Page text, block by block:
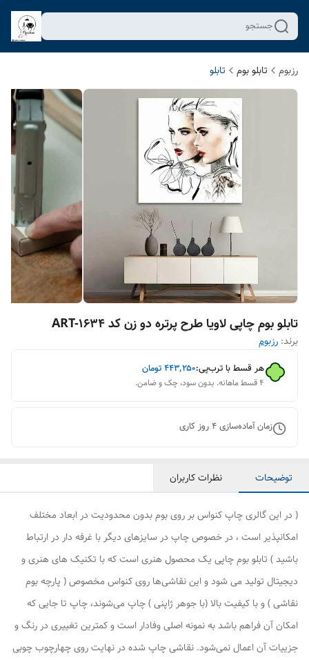
جستجو
رزبوم تابلو بوم تابلو
تابلو بوم چاپی لاویا طرح پرتره دو زن کد ART-1634
برند: رزبوم
هر قسط با ترب‌پی:۴۴۳٬۲۵۰تومان
۴ قسط ماهانه. بدون سود، چک و ضامن.
زمان آماده‌سازی4روز کاری
توضیحات نظرات کاربران
( در این گالری چاپ کنواس بر روی بوم بدون محدودیت در ابعاد مختلف
امکانپذیر است ، در خصوص چاپ در سایزهای دیگر با غرفه دار در ارتباط
باشید ) تابلو بوم چاپی یک محصول هنری است که با تکنیک های هنری و
دیجیتال تولید می شود و این نقاشی‌ها روی کنواس مخصوص ( پارچه بوم
نقاشی ) و با کیفیت بالا (با جوهر ژاپنی ) چاپ می‌شوند، چاپ تا جایی که
امکان آن فراهم باشد به نمونه اصلی وفادار است و کمترین تغییری در رنگ و
جزییات آن اعمال نمی‌شود. نقاشی چاپ شده در نهایت روی چهارچوب چوبی